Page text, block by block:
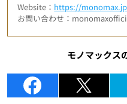
Website： https://
お問い合わせ：
モノマックス